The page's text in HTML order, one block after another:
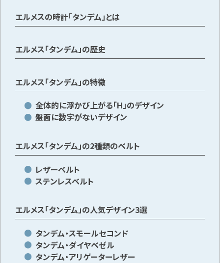
最短1分！今すぐ査定金額をお伝えいたします
まずはお電話
【総合受付】24時間・年中無休(年末年始除く)
メールで無料相談する
エルメスの時計「タンデム」とは
エルメス「タンデム」の歴史
エルメス「タンデム」の特徴
全体的に浮かび上がる「H」のデザイン
盤面に数字がないデザイン
エルメス「タンデム」の2種類のベルト
レザーベルト
ステンレスベルト
エルメス「タンデム」の人気デザイン3選
タンデム・スモールセコンド
タンデム・ダイヤベゼル
タンデム・アリゲーターレザー